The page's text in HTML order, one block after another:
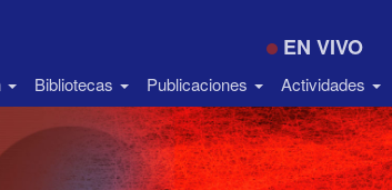
EN VIVO
Bibliotecas Publicaciones Actividades